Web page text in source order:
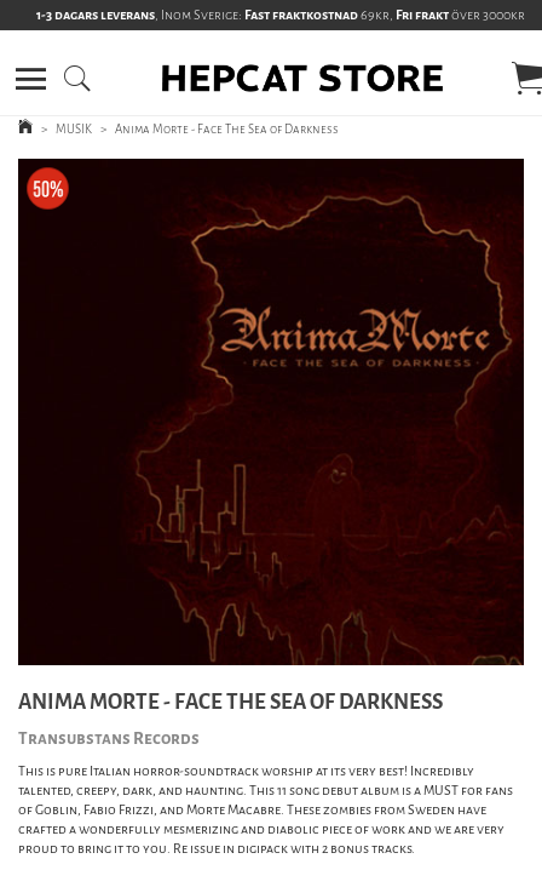
1-3 dagars leverans, Inom Sverige: Fast fraktkostnad69kr, Fri fraktöver 3000kr
> MUSIK > Anima Morte - Face The Sea of Darkness
ANIMA MORTE - FACE THE SEA OF DARKNESS
Transubstans Records
This is pure Italian horror-soundtrack worship at its very best! Incredibly
talented, creepy, dark, and haunting. This 11 song debut album is a MUST for fans
of Goblin, Fabio Frizzi, and Morte Macabre. These zombies from Sweden have
crafted a wonderfully mesmerizing and diabolic piece of work and we are very
proud to bring it to you. Re issue in digipack with 2 bonus tracks.